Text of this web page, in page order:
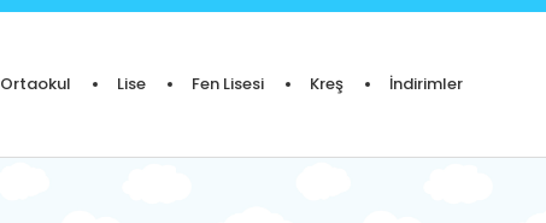
Ortaokul Lise Fen Lisesi Kreş İndirimler